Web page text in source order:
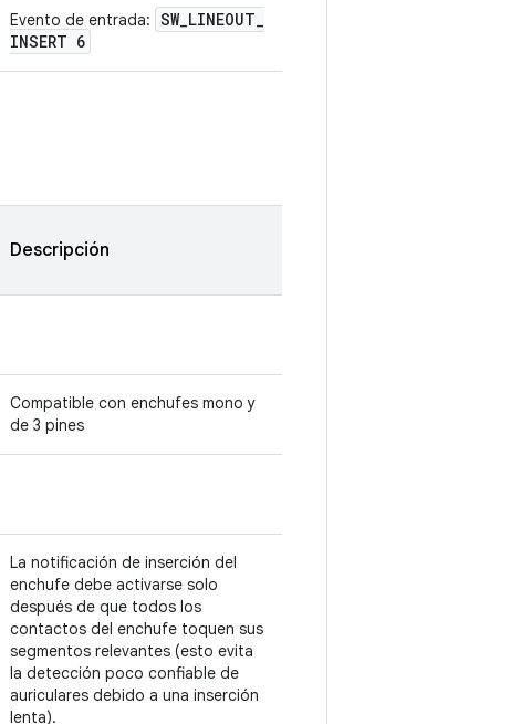
Evento de entrada: SW_LINEOUT_
INSERT 6
Descripción
Compatible con enchufes mono y
de 3 pines
La notificación de inserción del
enchufe debe activarse solo
después de que todos los
contactos del enchufe toquen sus
segmentos relevantes (esto evita
la detección poco confiable de
auriculares debido a una inserción
lenta).